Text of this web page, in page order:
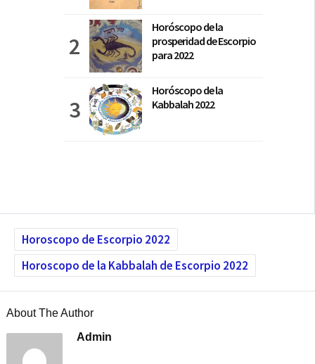
Horóscopo de la
prosperidad de Escorpio
para 2022
Horóscopo de la
Kabbalah 2022
Horoscopo de Escorpio 2022
Horoscopo de la Kabbalah de Escorpio 2022
About The Author
Admin